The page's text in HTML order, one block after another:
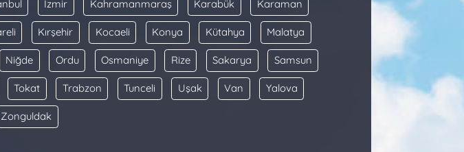
İzmir Kahramanmaraş Karabük Karaman
Kırşehir Kocaeli Konya Kütahya Malatya
Niğde Ordu Osmaniye Rize Sakarya Samsun
Tokat Trabzon Tunceli Uşak Van Yalova
Zonguldak